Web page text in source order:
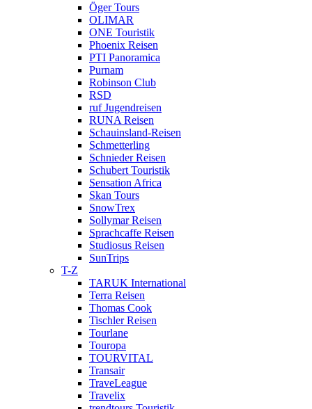
Öger Tours
OLIMAR
ONE Touristik
Phoenix Reisen
PTI Panoramica
Purnam
Robinson Club
RSD
ruf Jugendreisen
RUNA Reisen
Schauinsland-Reisen
Schmetterling
Schnieder Reisen
Schubert Touristik
Sensation Africa
Skan Tours
SnowTrex
Sollymar Reisen
Sprachcaffe Reisen
Studiosus Reisen
SunTrips
T-Z
TARUK International
Terra Reisen
Thomas Cook
Tischler Reisen
Tourlane
Touropa
TOURVITAL
Transair
TraveLeague
Travelix